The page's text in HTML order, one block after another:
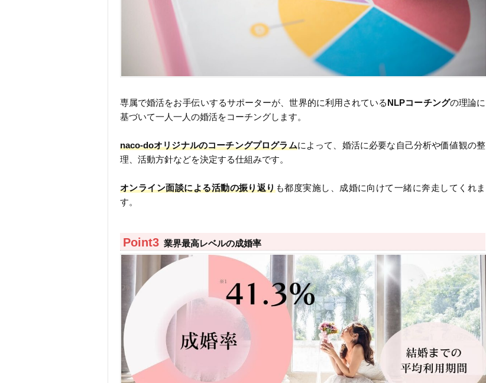
専属で婚活をお手伝いするサポーターが、世界的に利用されているNLPコーチングの理論に
基づいて一人一人の婚活をコーチングします。
naco-doオリジナルのコーチングプログラムによって、婚活に必要な自己分析や価値観の整
理、活動方針などを決定する仕組みです。
オンライン面談による活動の振り返りも都度実施し、成婚に向けて一緒に奔走してくれま
す。
業界最高レベルの成婚率